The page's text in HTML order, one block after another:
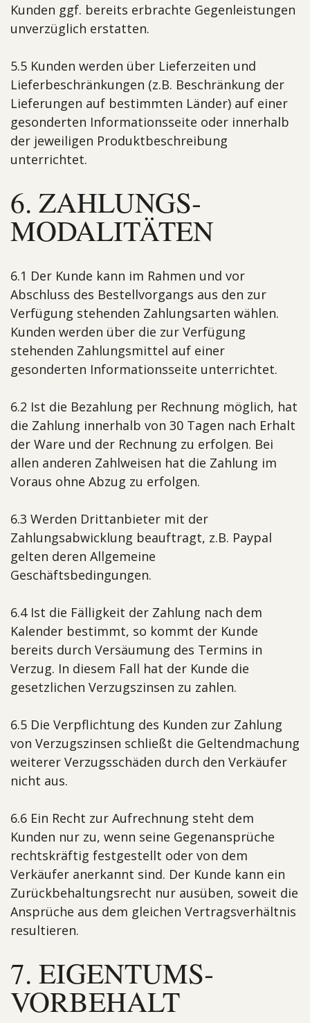
Kunden ggf. bereits erbrachte Gegenleistungen
unverzüglich erstatten.
5.5 Kunden werden über Lieferzeiten und
Lieferbeschränkungen (z.B. Beschränkung der
Lieferungen auf bestimmten Länder) auf einer
gesonderten Informationsseite oder innerhalb
der jeweiligen Produktbeschreibung
unterrichtet.
6. ZAHLUNGS­
MODALITÄTEN
6.1 Der Kunde kann im Rahmen und vor
Abschluss des Bestellvorgangs aus den zur
Verfügung stehenden Zahlungsarten wählen.
Kunden werden über die zur Verfügung
stehenden Zahlungsmittel auf einer
gesonderten Informationsseite unterrichtet.
6.2 Ist die Bezahlung per Rechnung möglich, hat
die Zahlung innerhalb von 30 Tagen nach Erhalt
der Ware und der Rechnung zu erfolgen. Bei
allen anderen Zahlweisen hat die Zahlung im
Voraus ohne Abzug zu erfolgen.
6.3 Werden Drittanbieter mit der
Zahlungsabwicklung beauftragt, z.B. Paypal
gelten deren Allgemeine
Geschäftsbedingungen.
6.4 Ist die Fälligkeit der Zahlung nach dem
Kalender bestimmt, so kommt der Kunde
bereits durch Versäumung des Termins in
Verzug. In diesem Fall hat der Kunde die
gesetzlichen Verzugszinsen zu zahlen.
6.5 Die Verpflichtung des Kunden zur Zahlung
von Verzugszinsen schließt die Geltendmachung
weiterer Verzugsschäden durch den Verkäufer
nicht aus.
6.6 Ein Recht zur Aufrechnung steht dem
Kunden nur zu, wenn seine Gegenansprüche
rechtskräftig festgestellt oder von dem
Verkäufer anerkannt sind. Der Kunde kann ein
Zurückbehaltungsrecht nur ausüben, soweit die
Ansprüche aus dem gleichen Vertragsverhältnis
resultieren.
7. EIGENTUMS­
VORBEHALT